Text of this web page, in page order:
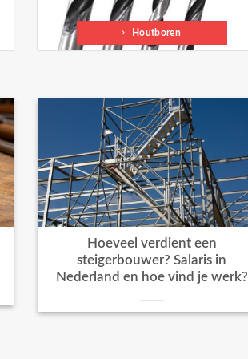
Houtboren
Hoeveel verdient een
steigerbouwer? Salaris in
Nederland en hoe vind je werk?